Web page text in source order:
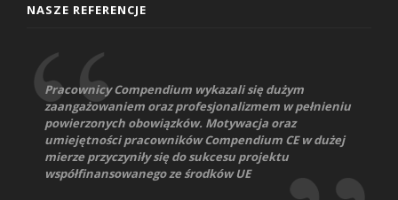
NASZE REFERENCJE
Pracownicy Compendium wykazali się dużym
zaangażowaniem oraz profesjonalizmem w pełnieniu
powierzonych obowiązków. Motywacja oraz
umiejętności pracowników Compendium CE w dużej
mierze przyczyniły się do sukcesu projektu
współfinansowanego ze środków UE